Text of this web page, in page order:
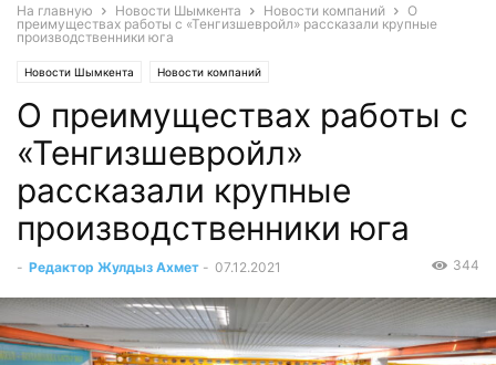
На главную Новости Шымкента Новости компаний
О
преимуществах работы с «Тенгизшевройл» рассказали крупные
производственники юга
Новости Шымкента Новости компаний
О преимуществах работы с
«Тенгизшевройл»
рассказали крупные
производственники юга
- Редактор Жулдыз Ахмет - 07.12.2021 344